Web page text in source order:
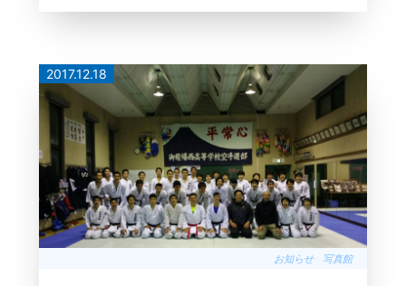
2017.12.18
お知らせ 写真館